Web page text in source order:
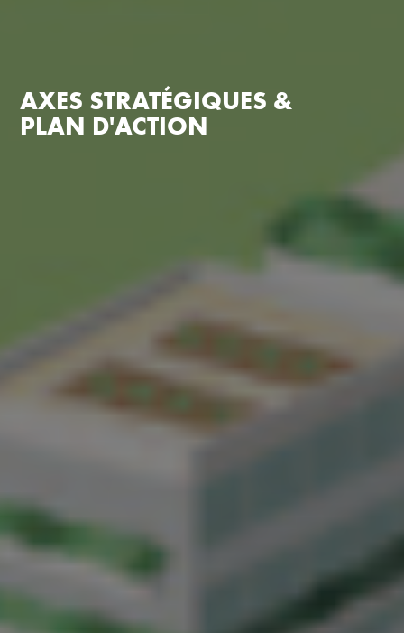
AXES STRATÉGIQUES &
PLAN D'ACTION